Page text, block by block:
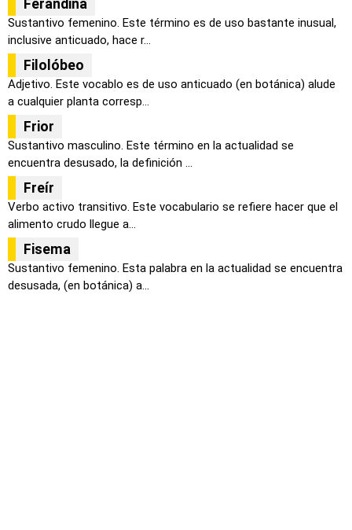
Ferandina
Sustantivo femenino. Este término es de uso bastante inusual,
inclusive anticuado, hace r...
Filolóbeo
Adjetivo. Este vocablo es de uso anticuado (en botánica) alude
a cualquier planta corresp...
Frior
Sustantivo masculino. Este término en la actualidad se
encuentra desusado, la definición ...
Freír
Verbo activo transitivo. Este vocabulario se refiere hacer que el
alimento crudo llegue a...
Fisema
Sustantivo femenino. Esta palabra en la actualidad se encuentra
desusada, (en botánica) a...